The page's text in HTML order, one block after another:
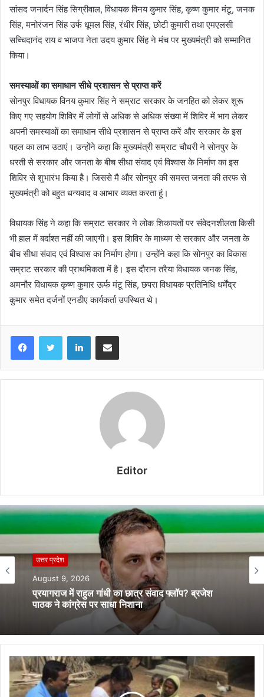
सांसद जनार्दन सिंह सिग्रीवाल, विधायक विनय कुमार सिंह, कृष्ण कुमार मंटू, जनक
सिंह, मनोरंजन सिंह उर्फ धूमल सिंह, रंधीर सिंह, छोटी कुमारी तथा एमएलसी
सच्चिदानंद राय व भाजपा नेता उदय कुमार सिंह ने मंच पर मुख्यमंत्री को सम्मानित
किया।
समस्याओं का समाधान सीधे प्रशासन से प्राप्त करें
सोनपुर विधायक विनय कुमार सिंह ने सम्राट सरकार के जनहित को लेकर शुरू
किए गए सहयोग शिविर में लोगों से अधिक से अधिक संख्या में शिविर में भाग लेकर
अपनी समस्याओं का समाधान सीधे प्रशासन से प्राप्त करें और सरकार के इस
पहल का लाभ उठाएं। उन्होंने कहा कि मुख्यमंत्री सम्राट चौधरी ने सोनपुर के
धरती से सरकार और जनता के बीच सीधा संवाद एवं विश्वास के निर्माण का इस
शिविर से शुभारंभ किया है। जिससे मै और सोनपुर की समस्त जनता की तरफ से
मुख्यमंत्री को बहुत धन्यवाद व आभार व्यक्त करता हूं।
विधायक सिंह ने कहा कि सम्राट सरकार ने लोक शिकायतों पर संवेदनशीलता किसी
भी हाल में बर्दाश्त नहीं की जाएगी। इस शिविर के माध्यम से सरकार और जनता के
बीच सीधा संवाद एवं विश्वास का निर्माण होगा। उन्होंने कहा कि सोनपुर का विकास
सम्राट सरकार की प्राथमिकता में है। इस दौरान तरैया विधायक जनक सिंह,
अमनौर विधायक कृष्ण कुमार ऊर्फ मंटू सिंह, छपरा विधायक प्रतिनिधि धर्मेंद्र
कुमार समेत दर्जनों एनडीए कार्यकर्ता उपस्थित थे।
LinkedInShare via Email
Editor
उत्तर प्रदेश
August 9, 2026
प्रयागराज में राहुल गांधी का छात्र संवाद फ्लॉप? ब्रजेश
पाठक ने कांग्रेस पर साधा निशाना